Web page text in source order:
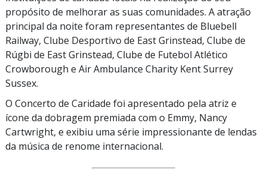
propósito de melhorar as suas comunidades. A atração
principal da noite foram representantes de Bluebell
Railway, Clube Desportivo de East Grinstead, Clube de
Rúgbi de East Grinstead, Clube de Futebol Atlético
Crowborough e Air Ambulance Charity Kent Surrey
Sussex.
O Concerto de Caridade foi apresentado pela atriz e
ícone da dobragem premiada com o Emmy, Nancy
Cartwright, e exibiu uma série impressionante de lendas
da música de renome internacional.